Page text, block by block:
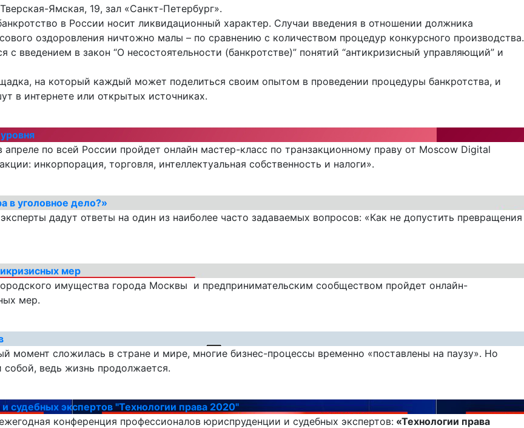
Ямская, 19, зал «Санкт-Петербург».
в России носит ликвидационный характер. Случаи введения в отношении должника
оздоровления ничтожно малы – по сравнению с количеством процедур конкурсного производства.
введением в закон “О несостоятельности (банкротстве)” понятий “антикризисный управляющий” и
на который каждый может поделиться своим опытом в проведении процедуры банкротства, и
в интернете или открытых источниках.
по всей России пройдет онлайн мастер-класс по транзакционному праву от Moscow Digital
инкорпорация, торговля, интеллектуальная собственность и налоги».
в уголовное дело?»
дадут ответы на один из наиболее часто задаваемых вопросов: «Как не допустить превращения
мер
имущества города Москвы и предпринимательским сообществом пройдет онлайн-
мер.
момент сложилась в стране и мире, многие бизнес-процессы временно «поставлены на паузу». Но
ведь жизнь продолжается.
экспертов "Технологии права 2020"
конференция профессионалов юриспруденции и судебных экспертов: «Технологии права